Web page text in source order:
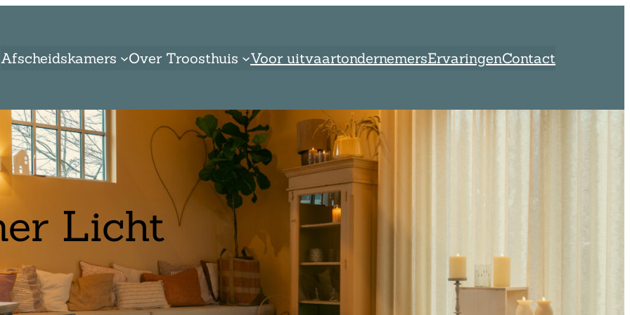
Afscheidskamers Over Troosthuis Voor uitvaartondernemersErvaringenContact
Licht